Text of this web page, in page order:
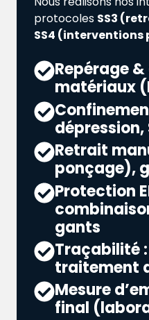
protocoles SS3
SS4 (interventions
Repérage
matériaux
dépression,
Retrait
ponçage),
Protection
gants
Traçabilité :
traitement
Mesure
final